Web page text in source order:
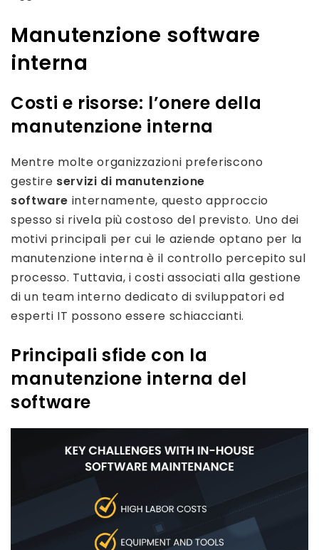
Manutenzione software
interna
Costi e risorse: l’onere della
manutenzione interna
Mentre molte organizzazioni preferiscono
gestire servizi di manutenzione
software internamente, questo approccio
spesso si rivela più costoso del previsto. Uno dei
motivi principali per cui le aziende optano per la
manutenzione interna è il controllo percepito sul
processo. Tuttavia, i costi associati alla gestione
di un team interno dedicato di sviluppatori ed
esperti IT possono essere schiaccianti.
Principali sfide con la
manutenzione interna del
software